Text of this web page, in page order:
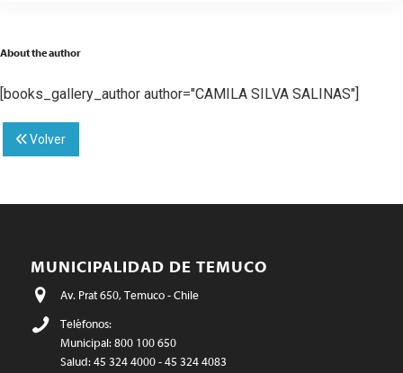
About the author
[books_gallery_author author="CAMILA SILVA SALINAS"]
Volver
MUNICIPALIDAD DE TEMUCO
Av. Prat 650, Temuco - Chile
Teléfonos:
Municipal: 800 100 650
Salud: 45 324 4000 - 45 324 4083